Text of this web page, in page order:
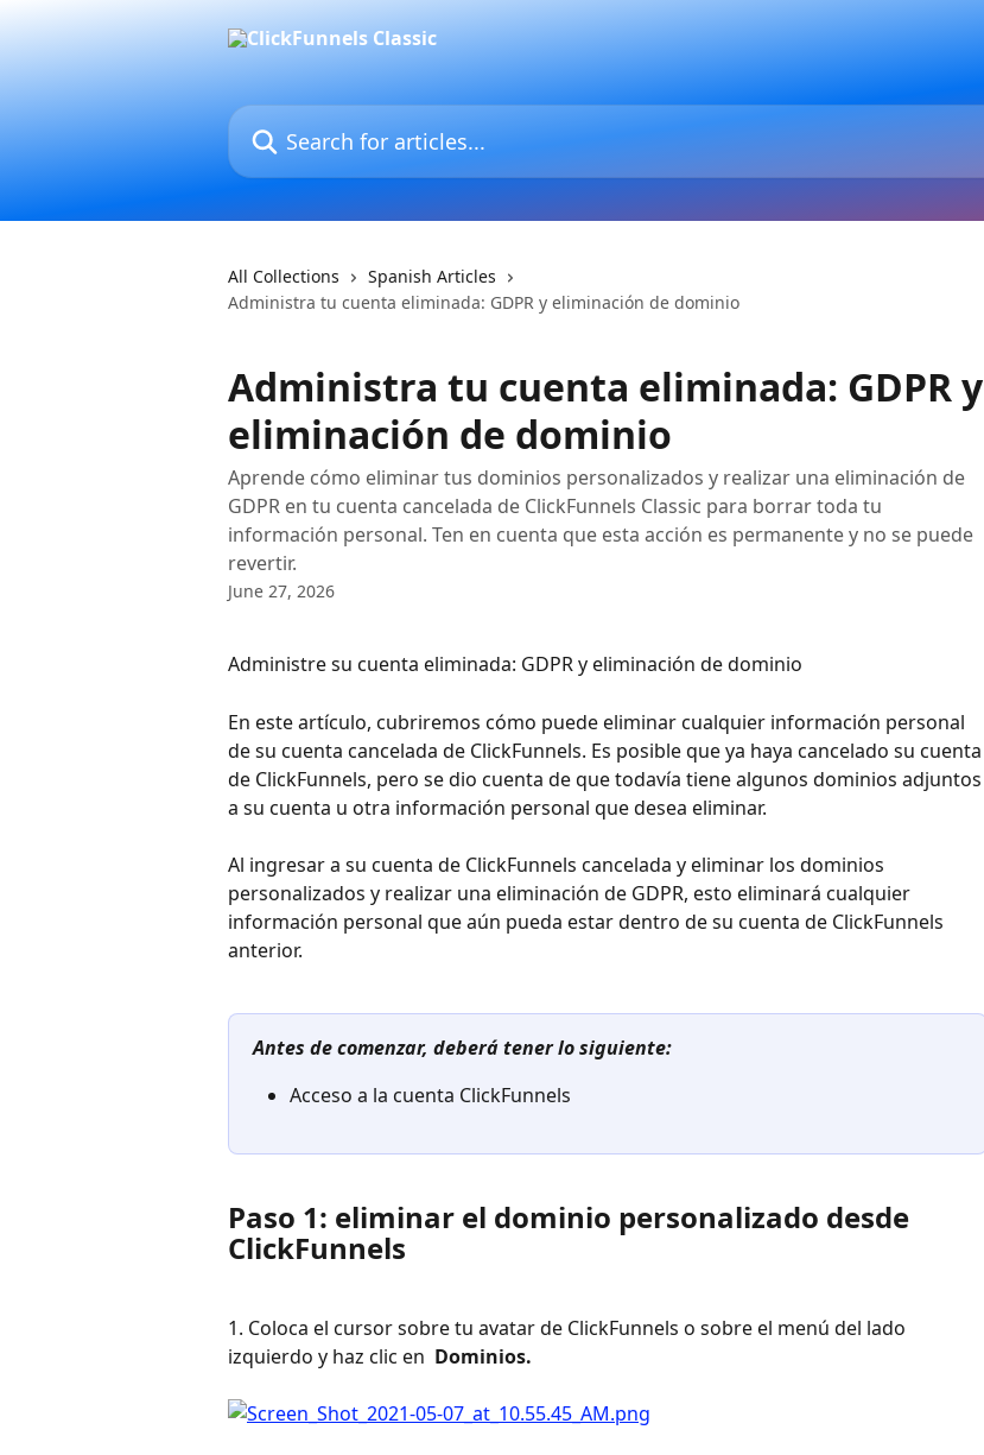
Search for articles...
All Collections
Spanish Articles
Administra tu cuenta eliminada: GDPR y eliminación de dominio
Administra tu cuenta eliminada: GDPR y
eliminación de dominio
Aprende cómo eliminar tus dominios personalizados y realizar una eliminación de
GDPR en tu cuenta cancelada de ClickFunnels Classic para borrar toda tu
información personal. Ten en cuenta que esta acción es permanente y no se puede
revertir.
June 27, 2026
Administre su cuenta eliminada: GDPR y eliminación de dominio
En este artículo, cubriremos cómo puede eliminar cualquier información personal
de su cuenta cancelada de ClickFunnels. Es posible que ya haya cancelado su cuenta
de ClickFunnels, pero se dio cuenta de que todavía tiene algunos dominios adjuntos
a su cuenta u otra información personal que desea eliminar.
Al ingresar a su cuenta de ClickFunnels cancelada y eliminar los dominios
personalizados y realizar una eliminación de GDPR, esto eliminará cualquier
información personal que aún pueda estar dentro de su cuenta de ClickFunnels
anterior.
Antes de comenzar, deberá tener lo siguiente:
Acceso a la cuenta ClickFunnels
Paso 1: eliminar el dominio personalizado desde
ClickFunnels
1. Coloca el cursor sobre tu avatar de ClickFunnels o sobre el menú del lado
izquierdo y haz clic en Dominios.